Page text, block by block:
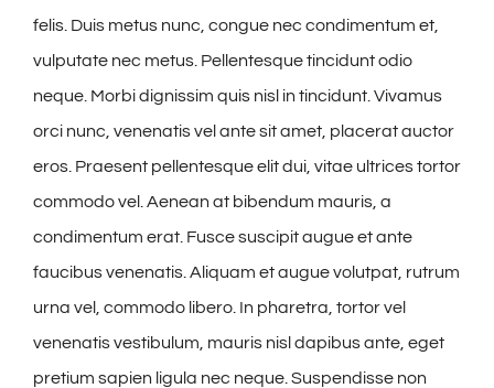
felis. Duis metus nunc, congue nec condimentum et,
vulputate nec metus. Pellentesque tincidunt odio
neque. Morbi dignissim quis nisl in tincidunt. Vivamus
orci nunc, venenatis vel ante sit amet, placerat auctor
eros. Praesent pellentesque elit dui, vitae ultrices tortor
commodo vel. Aenean at bibendum mauris, a
condimentum erat. Fusce suscipit augue et ante
faucibus venenatis. Aliquam et augue volutpat, rutrum
urna vel, commodo libero. In pharetra, tortor vel
venenatis vestibulum, mauris nisl dapibus ante, eget
pretium sapien ligula nec neque. Suspendisse non